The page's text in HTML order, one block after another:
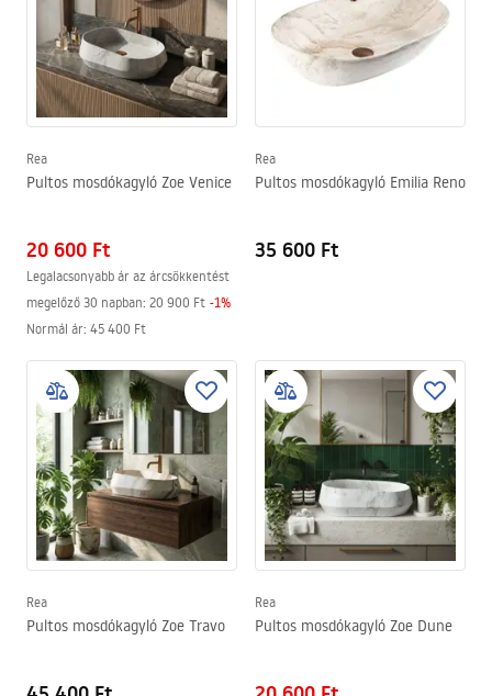
Rea
Pultos mosdókagyló Zoe Venice
20 600 Ft
Legalacsonyabb ár az árcsökkentést
megelőző 30 napban: 20 900 Ft -1%
Normál ár: 45 400 Ft
Rea
Pultos mosdókagyló Emilia Reno
35 600 Ft
Rea
Pultos mosdókagyló Zoe Travo
Rea
Pultos mosdókagyló Zoe Dune